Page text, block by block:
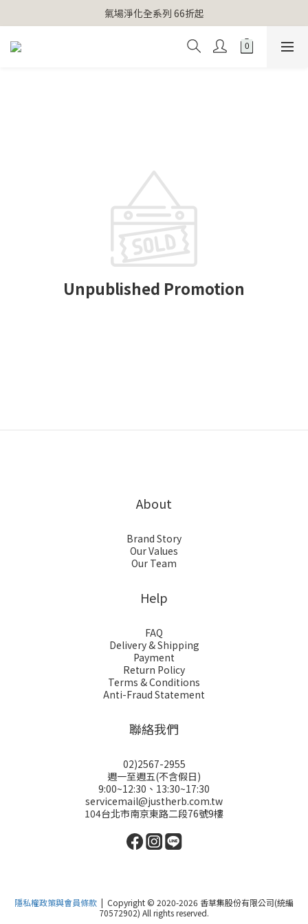
【官網獨家】首次消費 不限金額 即送 香遇熊超人行李吊牌
氣場淨化全系列 66折起
【官網獨家】首次消費 不限金額 即送 香遇熊超人行李吊牌
Unpublished Promotion
About
Brand Story
Our Values
Our Team
Help
FAQ
Delivery & Shipping
Payment
Return Policy
Terms & Conditions
Anti-Fraud Statement
聯絡我們
02)2567-2955
週一至週五(不含假日)
9:00~12:30、13:30~17:30
servicemail@justherb.com.tw
104台北市南京東路二段76號9樓
隱私權政策與會員條款 | Copyright © 2020-2026 香草集股份有限公司(統編
70572902) All rights reserved.